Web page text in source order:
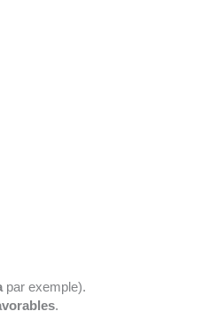
par exemple).
.